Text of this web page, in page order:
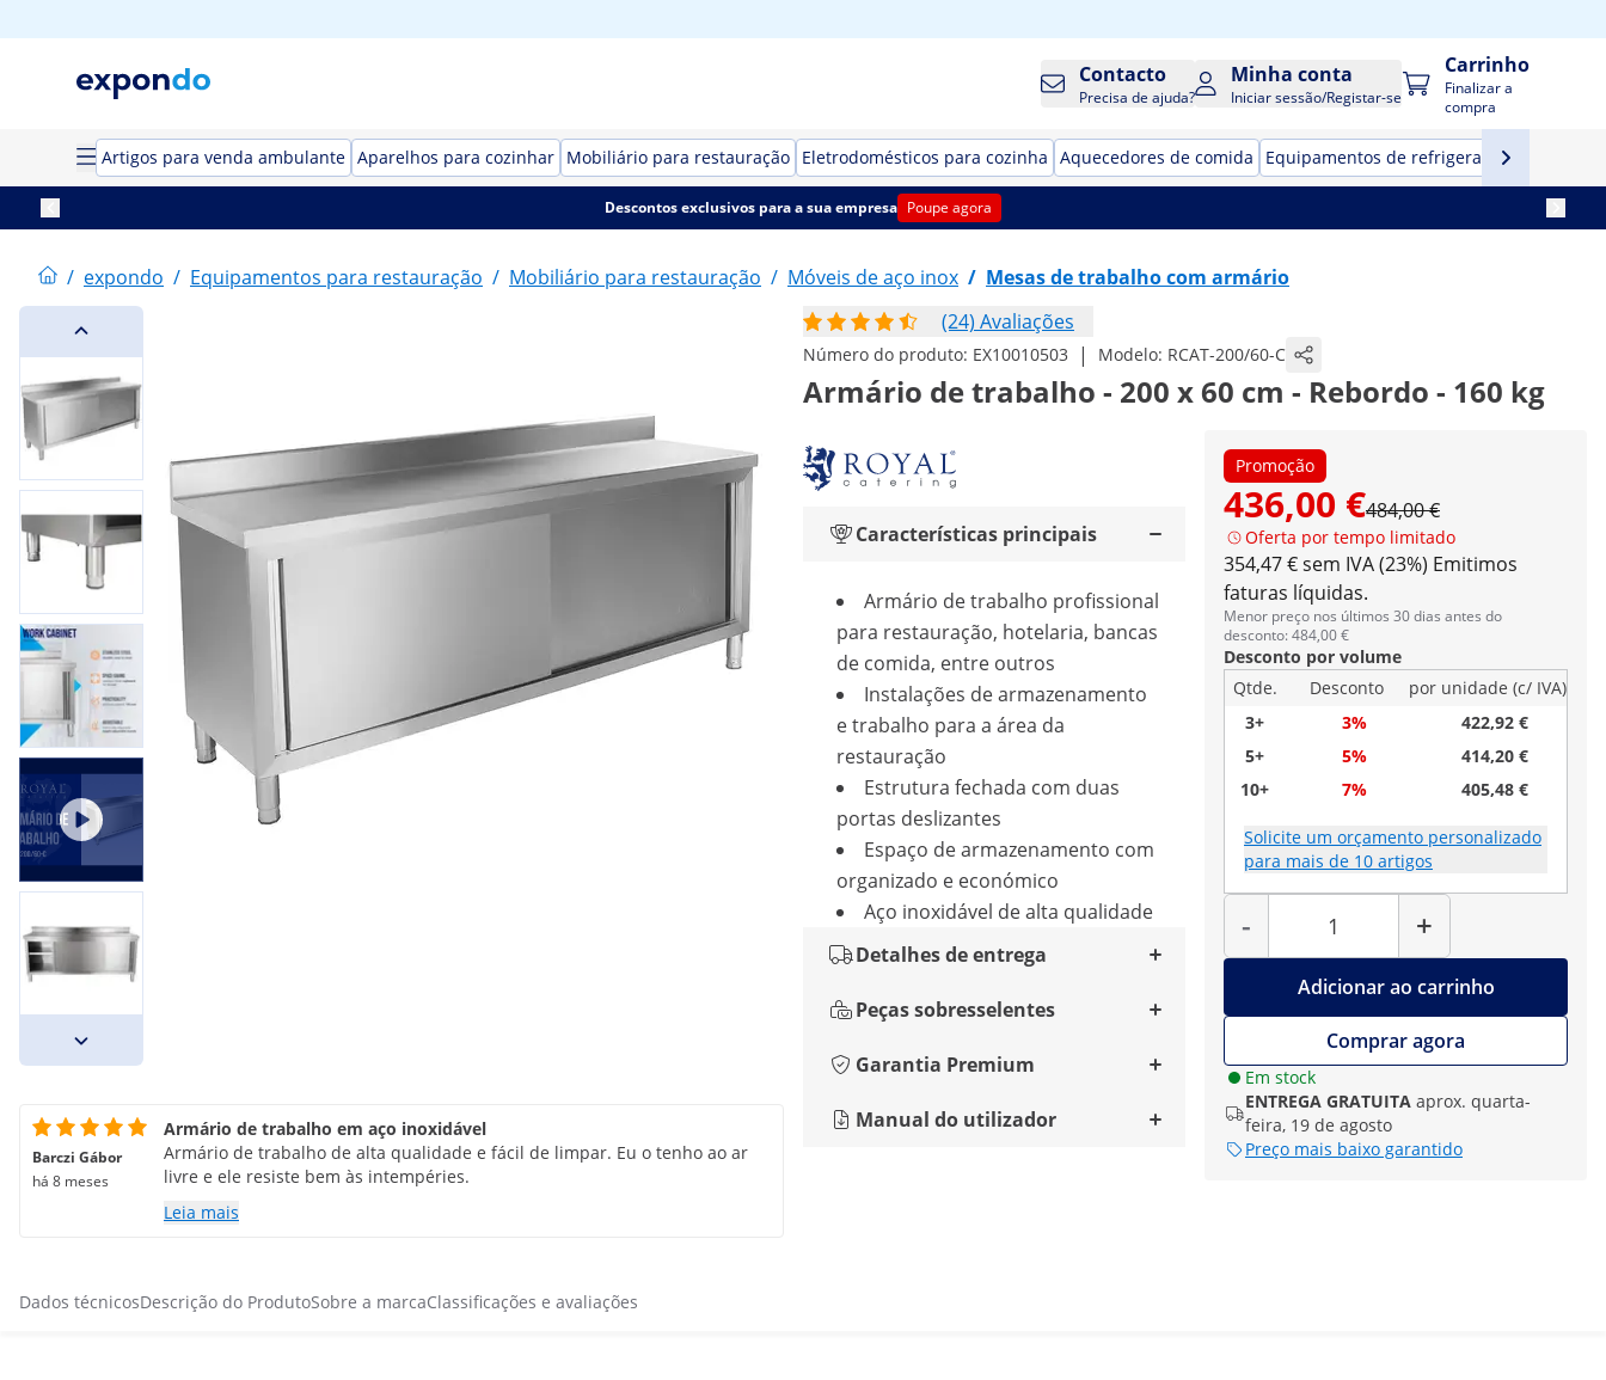
Contacto
Precisa de ajuda?
Minha conta
Iniciar sessão/Registar-se
Carrinho
Finalizar a
compra
Artigos para venda ambulante Aparelhos para cozinhar Mobiliário para restauração Eletrodomésticos para cozinha Aquecedores de comida Equipamentos de refrigeração para
Descontos exclusivos para a sua empresa Poupe agora
/ expondo / Equipamentos para restauração / Mobiliário para restauração / Móveis de aço inox / Mesas de trabalho com armário
(24) Avaliações
Número do produto: EX10010503 | Modelo: RCAT-200/60-C
Armário de trabalho - 200 x 60 cm - Rebordo - 160 kg
Promoção
436,00 €484,00 €
Oferta por tempo limitado
354,47 € sem IVA (23%) Emitimos
faturas líquidas.
Menor preço nos últimos 30 dias antes do
desconto: 484,00 €
Desconto por volume
Qtde.
Desconto
por unidade (c/ IVA)
3+
3%
422,92 €
5+
5%
414,20 €
10+
7% 405,48 €
Solicite um orçamento personalizado
para mais de 10 artigos
-
Quantidade
+
Adicionar ao carrinho
Comprar agora
Em stock
ENTREGA GRATUITA aprox. quarta-
feira, 19 de agosto
Preço mais baixo garantido
Características principais
Armário de trabalho profissional
para restauração, hotelaria, bancas
de comida, entre outros
Instalações de armazenamento
e trabalho para a área da
restauração
Estrutura fechada com duas
portas deslizantes
Espaço de armazenamento com
organizado e económico
Aço inoxidável de alta qualidade
Detalhes de entrega
Peças sobresselentes
Garantia Premium
Manual do utilizador
Barczi Gábor
há 8 meses
Armário de trabalho em aço inoxidável
Armário de trabalho de alta qualidade e fácil de limpar. Eu o tenho ao ar
livre e ele resiste bem às intempéries.
Leia mais
Dados técnicosDescrição do ProdutoSobre a marcaClassificações e avaliações